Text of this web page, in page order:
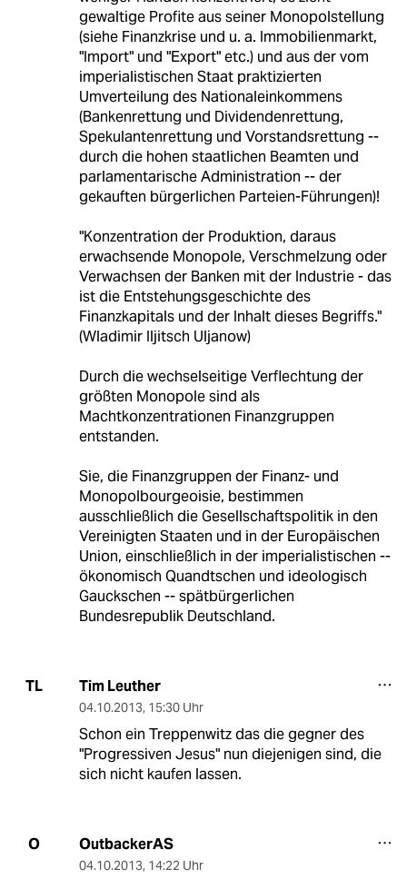
gewaltige Profite aus seiner Monopolstellung
(siehe Finanzkrise und u. a. Immobilienmarkt,
"Import" und "Export" etc.) und aus der vom
imperialistischen Staat praktizierten
Umverteilung des Nationaleinkommens
(Bankenrettung und Dividendenrettung,
Spekulantenrettung und Vorstandsrettung --
durch die hohen staatlichen Beamten und
parlamentarische Administration -- der
gekauften bürgerlichen Parteien-Führungen)!
"Konzentration der Produktion, daraus
erwachsende Monopole, Verschmelzung oder
Verwachsen der Banken mit der Industrie - das
ist die Entstehungsgeschichte des
Finanzkapitals und der Inhalt dieses Begriffs."
(Wladimir Iljitsch Uljanow)
Durch die wechselseitige Verflechtung der
größten Monopole sind als
Machtkonzentrationen Finanzgruppen
entstanden.
Sie, die Finanzgruppen der Finanz- und
Monopolbourgeoisie, bestimmen
ausschließlich die Gesellschaftspolitik in den
Vereinigten Staaten und in der Europäischen
Union, einschließlich in der imperialistischen --
ökonomisch Quandtschen und ideologisch
Gauckschen -- spätbürgerlichen
Bundesrepublik Deutschland.
TL Tim Leuther
04.10.2013, 15:30 Uhr
Schon ein Treppenwitz das die gegner des
"Progressiven Jesus" nun diejenigen sind, die
sich nicht kaufen lassen.
O OutbackerAS
04.10.2013, 14:22 Uhr